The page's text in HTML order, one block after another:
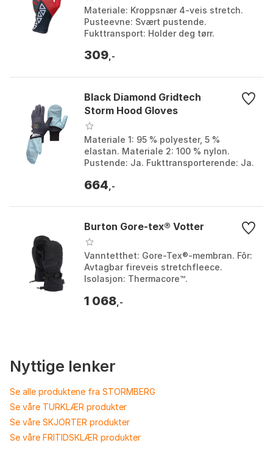
Materiale: Kroppsnær 4-veis stretch.
Pusteevne: Svært pustende.
Fukttransport: Holder deg tørr.
Multicolor. Størrelse: L....
309 ,-
Black Diamond Gridtech
Storm Hood Gloves
Materiale 1: 95 % polyester, 5 %
elastan. Materiale 2: 100 % nylon.
Pustende: Ja. Fukttransporterende: Ja.
S, XL, XS.
664 ,-
Burton Gore-tex® Votter
Vanntetthet: Gore-Tex®-membran. Fôr:
Avtagbar fireveis stretchfleece.
Isolasjon: Thermacore™.
Toughgrip. Farge: Elderberry...
1 068 ,-
Nyttige lenker
Se alle produktene fra STORMBERG
Se våre TURKLÆR produkter
Se våre SKJORTER produkter
Se våre FRITIDSKLÆR produkter